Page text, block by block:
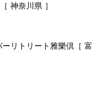
神奈川県 ］
リトリート雅樂倶［ 富